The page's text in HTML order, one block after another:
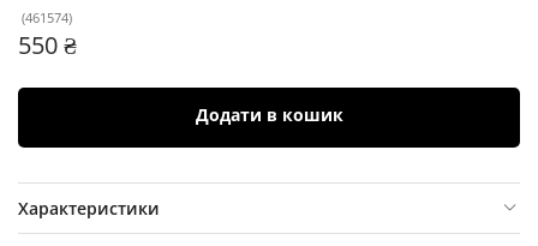
(461574)
550 ₴
Додати в кошик
Характеристики